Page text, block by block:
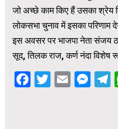
जो अच्छे काम किए हैं उसका श्रेय
लोकसभा चुनाव में इसका परिणाम
इस अवसर पर भाजपा नेता संजय
सूद, तिलक राज, कर्ण नंदा विशेष
Facebook
Twitter
Email